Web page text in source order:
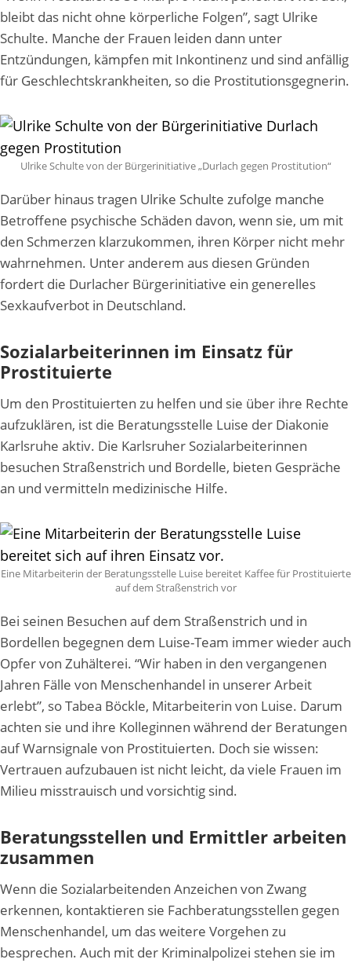
bleibt das nicht ohne körperliche Folgen”, sagt Ulrike
Schulte. Manche der Frauen leiden dann unter
Entzündungen, kämpfen mit Inkontinenz und sind anfällig
für Geschlechtskrankheiten, so die Prostitutionsgegnerin.
Ulrike Schulte von der Bürgerinitiative „Durlach gegen Prostitution“
Darüber hinaus tragen Ulrike Schulte zufolge manche
Betroffene psychische Schäden davon, wenn sie, um mit
den Schmerzen klarzukommen, ihren Körper nicht mehr
wahrnehmen. Unter anderem aus diesen Gründen
fordert die Durlacher Bürgerinitiative ein generelles
Sexkaufverbot in Deutschland.
Sozialarbeiterinnen im Einsatz für
Prostituierte
Um den Prostituierten zu helfen und sie über ihre Rechte
aufzuklären, ist die Beratungsstelle Luise der Diakonie
Karlsruhe aktiv. Die Karlsruher Sozialarbeiterinnen
besuchen Straßenstrich und Bordelle, bieten Gespräche
an und vermitteln medizinische Hilfe.
Eine Mitarbeiterin der Beratungsstelle Luise bereitet Kaffee für Prostituierte
auf dem Straßenstrich vor
Bei seinen Besuchen auf dem Straßenstrich und in
Bordellen begegnen dem Luise-Team immer wieder auch
Opfer von Zuhälterei. “Wir haben in den vergangenen
Jahren Fälle von Menschenhandel in unserer Arbeit
erlebt”, so Tabea Böckle, Mitarbeiterin von Luise. Darum
achten sie und ihre Kolleginnen während der Beratungen
auf Warnsignale von Prostituierten. Doch sie wissen:
Vertrauen aufzubauen ist nicht leicht, da viele Frauen im
Milieu misstrauisch und vorsichtig sind.
Beratungsstellen und Ermittler arbeiten
zusammen
Wenn die Sozialarbeitenden Anzeichen von Zwang
erkennen, kontaktieren sie Fachberatungsstellen gegen
Menschenhandel, um das weitere Vorgehen zu
besprechen. Auch mit der Kriminalpolizei stehen sie im